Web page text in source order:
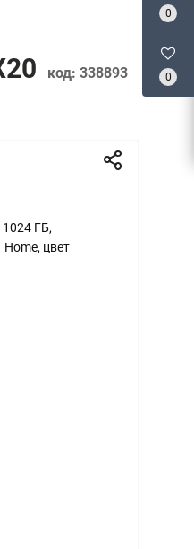
0
0
код: 338893
1024 ГБ,
Home, цвет